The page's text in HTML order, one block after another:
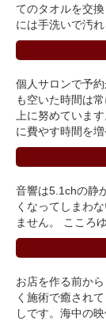
てのタオルを交
には手洗いで汚れ
個人サロンで予
も空いた時間は
上に努めていま
に費やす時間を増
音響は5.1chの静
くなってしまわ
ません。 こころ
お店を作る前か
く施術で癒され
しです。海中の